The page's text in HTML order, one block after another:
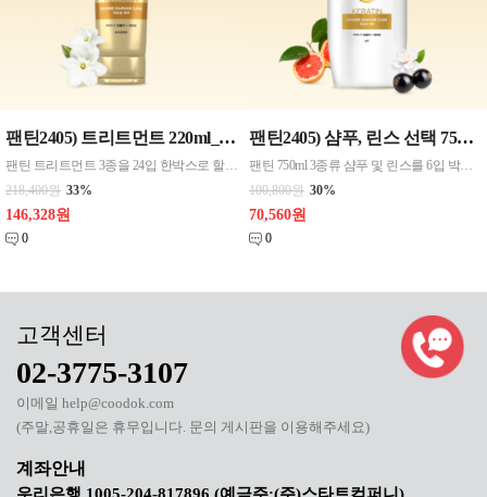
팬틴2405) 트리트먼트 220ml_{24입 한박스} 극손상케어 , 엑스트라볼륨케어 , 실키스무디케어
팬틴 트리트먼트 3종을 24입 한박스로 할인해서 판매중
218,400원 33%
146,328원
0
팬틴2405) 샴푸, 린스 선택 750ml_ 6입 한박스 극손상케어, 엑스트라볼륨,실키스무드
팬틴 750ml 3종류 샴푸 및 린스를 6입 박스단위 할인해서 판매중
100,800원 30%
70,560원
0
02-3775-3107
이메일 help@coodok.com
(주말,공휴일은 휴무입니다. 문의 게시판을 이용해주세요)
우리은행 1005-204-817896 (예금주:(주)스타트컴퍼니)